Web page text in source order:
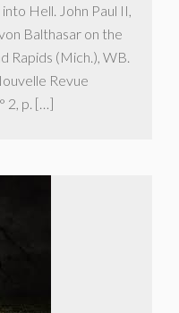
Hell. John Paul II,
Balthasar on the
Rapids (Mich.), WB.
Revue
2, p. […]